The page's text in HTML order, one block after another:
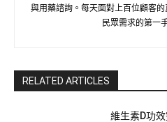
與用藥諮詢。每天面對上百位顧客
民眾需求的第一
RELATED ARTICLES
維生素D功